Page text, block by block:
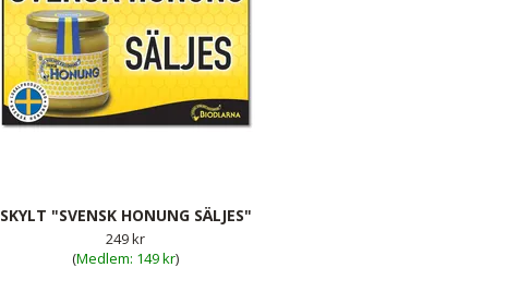
SKYLT "SVENSK HONUNG SÄLJES"
249 kr
(
149 kr)